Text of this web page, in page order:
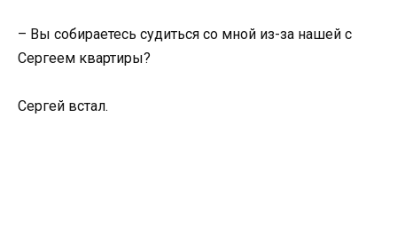
– Вы собираетесь судиться со мной из-за нашей с
Сергеем квартиры?
Сергей встал.